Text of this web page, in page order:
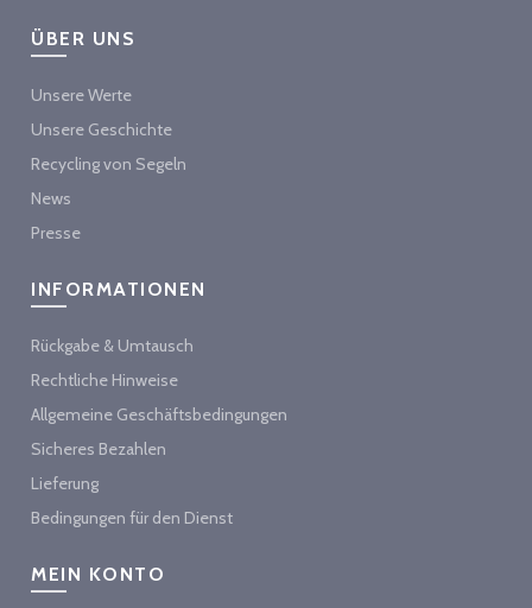
ÜBER UNS
Unsere Werte
Unsere Geschichte
Recycling von Segeln
News
Presse
INFORMATIONEN
Rückgabe & Umtausch
Rechtliche Hinweise
Allgemeine Geschäftsbedingungen
Sicheres Bezahlen
Lieferung
Bedingungen für den Dienst
MEIN KONTO